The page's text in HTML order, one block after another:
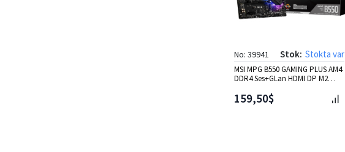
No: 39941 Stok: Stokta var
MSI MPG B550 GAMING PLUS AM4
DDR4 Ses+GLan HDMI DP M2
159,50$